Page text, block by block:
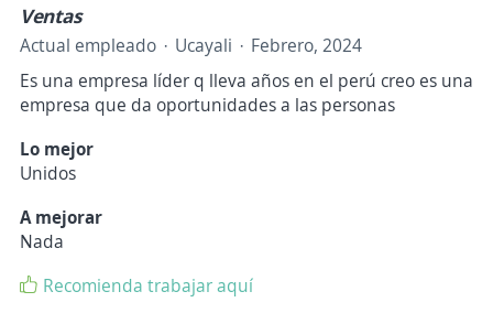
Ventas
Actual empleado Ucayali
Febrero, 2024
Es una empresa líder q lleva años en el perú creo es una
empresa que da oportunidades a las personas
Lo mejor
Unidos
A mejorar
Nada
Recomienda trabajar aquí